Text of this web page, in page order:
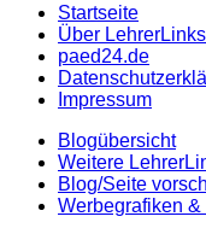
Startseite
Über
paed24.de
Impressum
Blogübersicht
Weitere
Blog/Seite
Werbegrafiken